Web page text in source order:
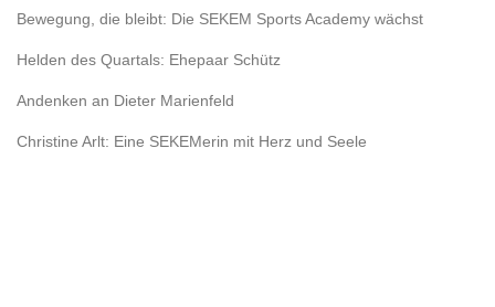
Bewegung, die bleibt: Die SEKEM Sports Academy wächst
Helden des Quartals: Ehepaar Schütz
Andenken an Dieter Marienfeld
Christine Arlt: Eine SEKEMerin mit Herz und Seele